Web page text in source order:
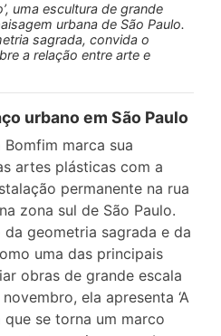
uma escultura de grande
urbana de São Paulo.
sagrada, convida o
a relação entre arte e
urbano em São Paulo
marca sua
artes plásticas com a
permanente na rua
zona sul de São Paulo.
geometria sagrada e da
uma das principais
obras de grande escala
ela apresenta ‘A
que se torna um marco